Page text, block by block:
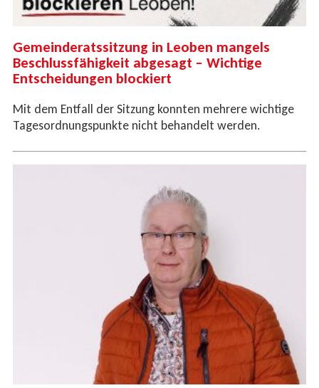
Gemeinderatssitzung in Leoben mangels
Beschlussfähigkeit abgesagt – Wichtige
Entscheidungen blockiert
Mit dem Entfall der Sitzung konnten mehrere wichtige
Tagesordnungspunkte nicht behandelt werden.